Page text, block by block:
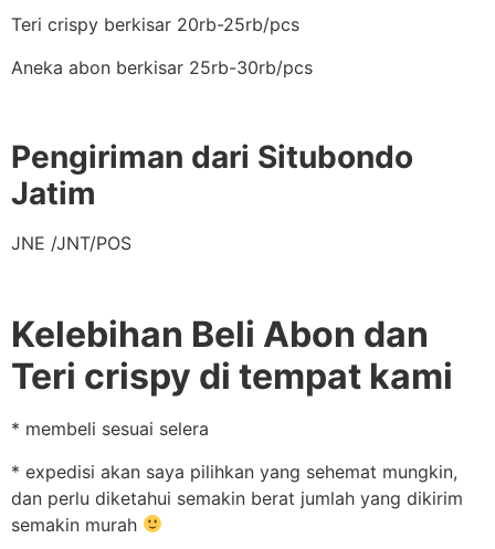
Teri crispy berkisar 20rb-25rb/pcs
Aneka abon berkisar 25rb-30rb/pcs
Pengiriman dari Situbondo
Jatim
JNE /JNT/POS
Kelebihan Beli Abon dan
Teri crispy di tempat kami
* membeli sesuai selera
* expedisi akan saya pilihkan yang sehemat mungkin,
dan perlu diketahui semakin berat jumlah yang dikirim
semakin murah